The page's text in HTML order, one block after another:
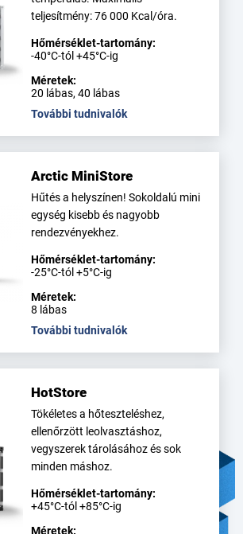
teljesítmény: 76 000 Kcal/óra.
Hőmérséklet-tartomány:
-40°C-tól +45°C-ig
Méretek:
20 lábas, 40 lábas
További tudnivalók
Arctic MiniStore
Hűtés a helyszínen! Sokoldalú mini
egység kisebb és nagyobb
rendezvényekhez.
Hőmérséklet-tartomány:
-25°C-tól +5°C-ig
Méretek:
8 lábas
További tudnivalók
HotStore
Tökéletes a hőteszteléshez,
ellenőrzött leolvasztáshoz,
vegyszerek tárolásához és sok
minden máshoz.
Hőmérséklet-tartomány:
+45°C-tól +85°C-ig
Méretek: